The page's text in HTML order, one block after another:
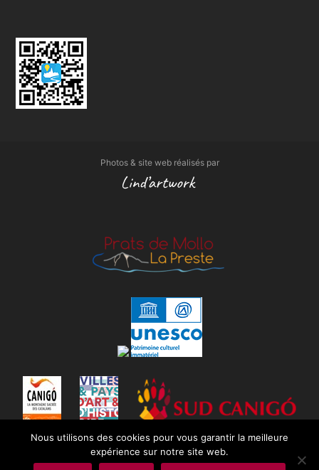
Photos & site web réalisés par
Nous utilisons des cookies pour vous garantir la meilleure
expérience sur notre site web.